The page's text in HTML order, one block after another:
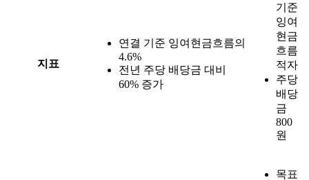
지표
연결 기준 잉여현금흐름의
4.6%
전년 주당 배당금 대비
60% 증가
기준
잉여
현금
흐름
적자
주당
배당
금
800
원
목표